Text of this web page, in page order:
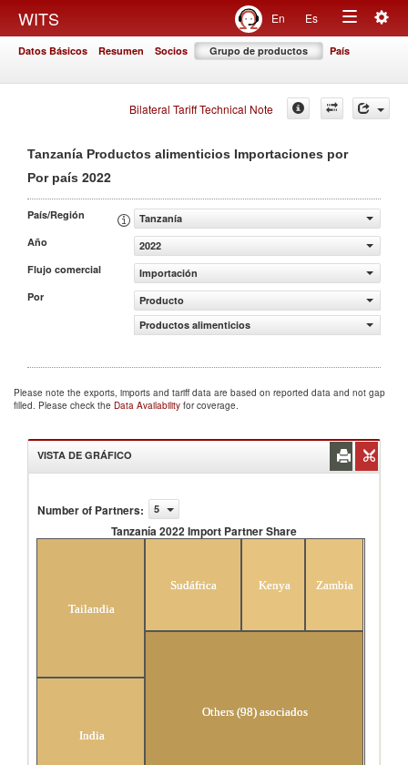
WITS En Es
Toggle
Datos Básicos Resumen Socios Grupo de productos País
Bilateral Tariff Technical Note
Tanzanía Productos alimenticios Importaciones por
Por país 2022
País/Región
Tanzanía
Año
2022
Flujo comercial
Importación
Por
Producto
Productos alimenticios
Please note the exports, imports and tariff data are based on reported data and not gap
filled. Please check the Data Availability for coverage.
VISTA DE GRÁFICO
Number of Partners: 5
Tanzanía 2022 Import Partner Share
Tailandia
India
Sudáfrica Kenya Zambia
Others (98) asociados